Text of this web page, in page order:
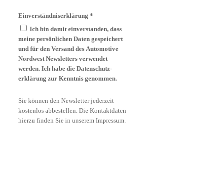
Einverständniserklärung *
Ich bin damit einverstanden, dass
meine persönlichen Daten gespeichert
und für den Versand des Automotive
Nordwest Newsletters verwendet
werden. Ich habe die Daten­schutz­
erklärung zur Kenntnis genommen.
Sie können den Newsletter jederzeit
kostenlos abbestellen. Die Kontaktdaten
hierzu finden Sie in unserem Impressum.